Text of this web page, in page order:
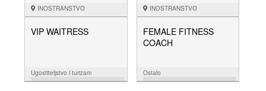
INOSTRANSTVO
VIP WAITRESS
Ugostiteljstvo i turizam
INOSTRANSTVO
FEMALE FITNESS
COACH
Ostalo